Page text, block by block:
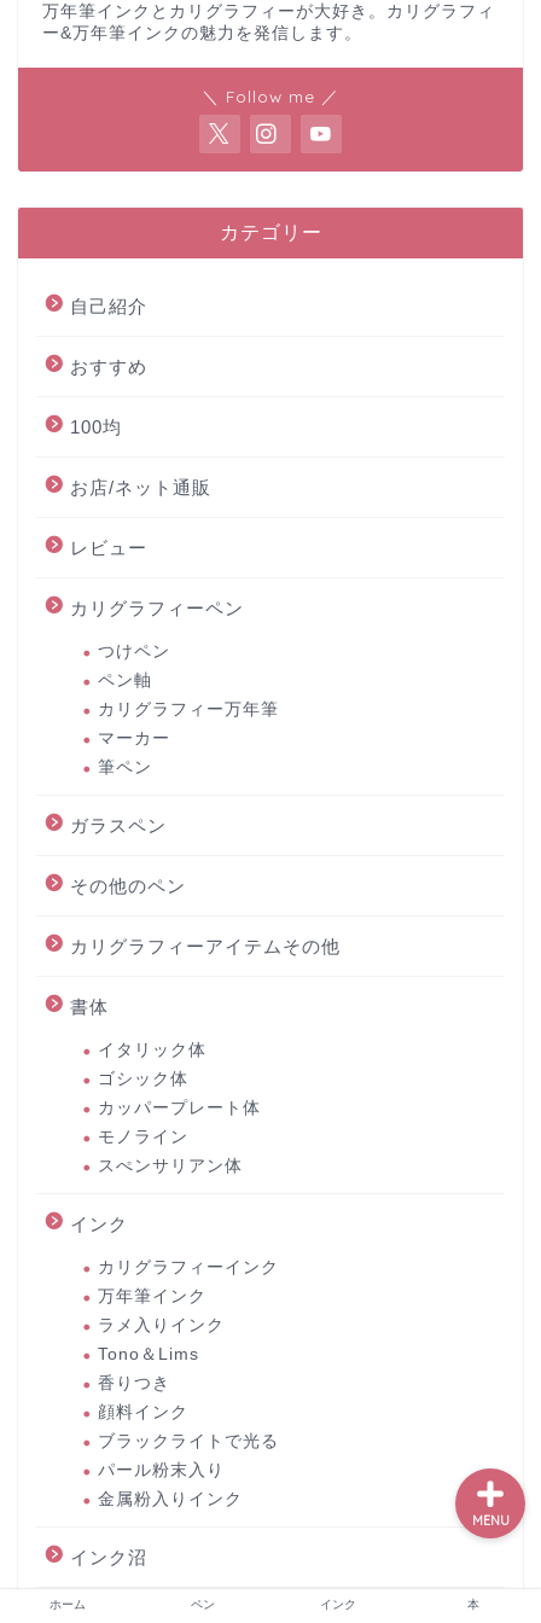
万年筆インクとカリグラフィーが大好き。カリグラフィ
ー&万年筆インクの魅力を発信します。
＼ Follow me ／
カテゴリー
自己紹介
おすすめ
100均
お店/ネット通販
レビュー
カリグラフィーペン
つけペン
ペン軸
カリグラフィー万年筆
マーカー
筆ペン
ガラスペン
その他のペン
カリグラフィーアイテムその他
書体
イタリック体
ゴシック体
カッパープレート体
モノライン
スぺンサリアン体
インク
カリグラフィーインク
万年筆インク
ラメ入りインク
Tono＆Lims
香りつき
顔料インク
ブラックライトで光る
パール粉末入り
金属粉入りインク
インク沼
ホーム ペン インク 本
MENU